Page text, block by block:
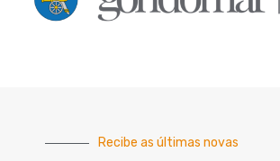
Recibe as últimas novas